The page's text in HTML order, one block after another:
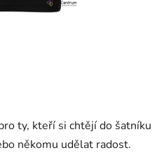
ty, kteří si chtějí do šatníku
někomu udělat radost.